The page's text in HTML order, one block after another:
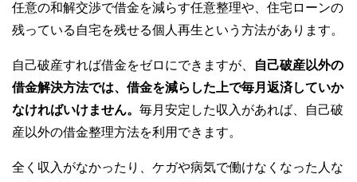
任意の和解交渉で借金を減らす任意整理や、住宅ローンの
残っている自宅を残せる個人再生という方法があります。
自己破産すれば借金をゼロにできますが、
自己破産以外の
借金解決方法では、借金を減らした上で毎月返済していか
なければいけません。 毎月安定した収入があれば、自己破
産以外の借金整理方法を利用できます。
全く収入がなかったり、ケガや病気で働けなくなった人な